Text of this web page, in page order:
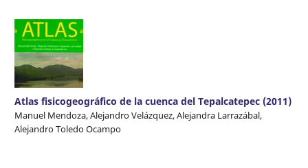
Atlas fisicogeográfico de la cuenca del Tepalcatepec (2011)
Manuel Mendoza, Alejandro Velázquez, Alejandra Larrazábal,
Alejandro Toledo Ocampo